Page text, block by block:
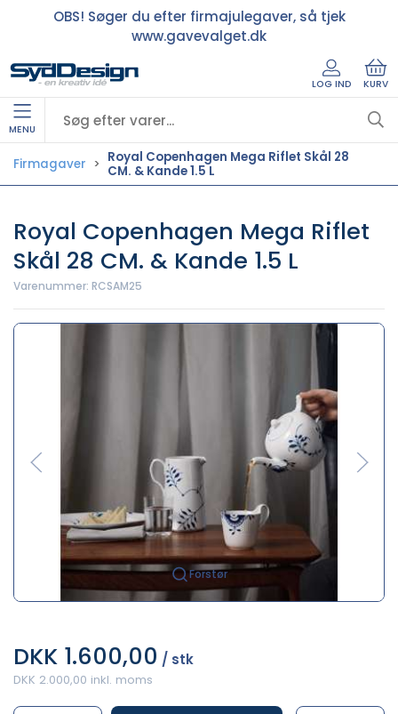
OBS! Søger du efter firmajulegaver, så tjek
www.gavevalget.dk
LOG IND KURV
MENU
Firmagaver
Royal Copenhagen Mega Riflet Skål 28
CM. & Kande 1.5 L
Royal Copenhagen Mega Riflet
Skål 28 CM. & Kande 1.5 L
Varenummer: RCSAM25
Forstør
DKK 1.600,00 / stk
DKK 2.000,00 inkl. moms